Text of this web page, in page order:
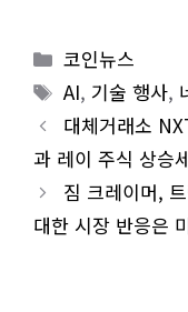
Categories
코인뉴스
Tags
AI, 기술 행사,
대체거래소
과 레이 주식 상승
짐 크레이머,
대한 시장 반응은